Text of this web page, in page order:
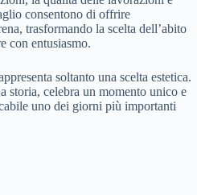
consentono di offrire
trasformando la scelta dell’abito
con entusiasmo.
soltanto una scelta estetica.
storia, celebra un momento unico e
uno dei giorni più importanti